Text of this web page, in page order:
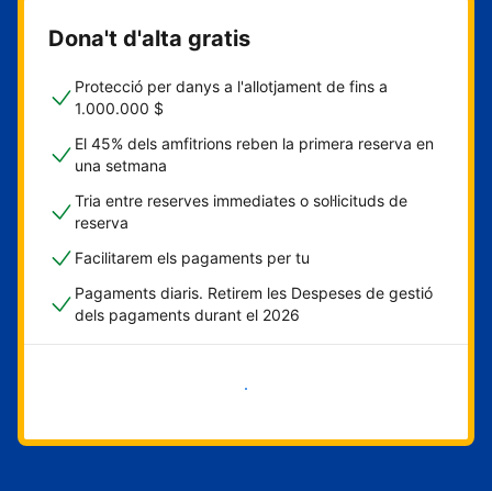
Dona't d'alta gratis
Protecció per danys a l'allotjament de fins a
1.000.000 $
El 45% dels amfitrions reben la primera reserva en
una setmana
Tria entre reserves immediates o sol·licituds de
reserva
Facilitarem els pagaments per tu
Pagaments diaris. Retirem les Despeses de gestió
dels pagaments durant el 2026
Comença ara